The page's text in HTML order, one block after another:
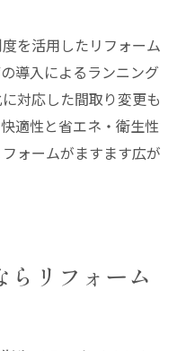
を活用したリフォーム
導入によるランニング
対応した間取り変更も
適性と省エネ・衛生性
ォームがますます広が
らリフォーム